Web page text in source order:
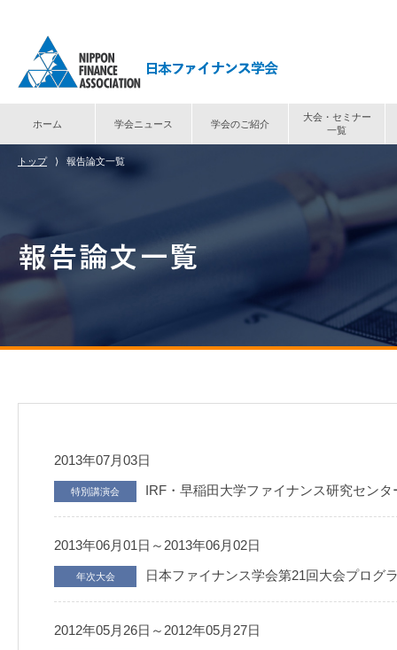
ホーム 学会ニュース 学会のご紹介
大会・セミナー
一覧
トップ ⟩ 報告論文一覧
2013年07月03日
特別講演会 IRF・早稲田大学ファイナンス研究セン
2013年06月01日～2013年06月02日
年次大会 日本ファイナンス学会第21回大会プログ
2012年05月26日～2012年05月27日